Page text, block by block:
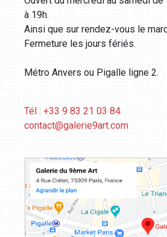
à 19h.
Ainsi que sur rendez-vous le
Fermeture les jours fériés.
Métro Anvers ou Pigalle ligne 2.
Tél : +33 9 83 21 03 84
contact@galerie9art.com